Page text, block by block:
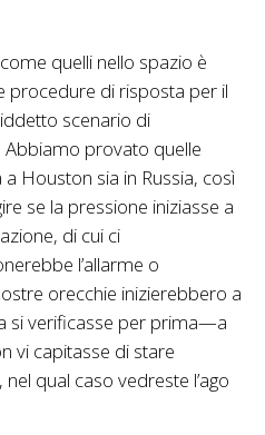
quelli nello spazio è
procedure di risposta per il
scenario di
provato quelle
Houston sia in Russia, così
se la pressione iniziasse a
di cui ci
l’allarme o
orecchie inizierebbero a
si verificasse per prima—a
vi capitasse di stare
qual caso vedreste l’ago